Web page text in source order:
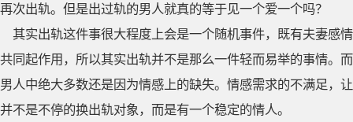
再次出轨。但是出过轨的男人就真的等于见一个爱一个吗？
其实出轨这件事很大程度上会是一个随机事件，既有夫妻感
共同起作用，所以其实出轨并不是那么一件轻而易举的事情。
男人中绝大多数还是因为情感上的缺失。情感需求的不满足，
并不是不停的换出轨对象，而是有一个稳定的情人。